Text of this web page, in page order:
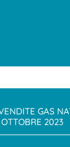
GAS
OTTOBRE 2023